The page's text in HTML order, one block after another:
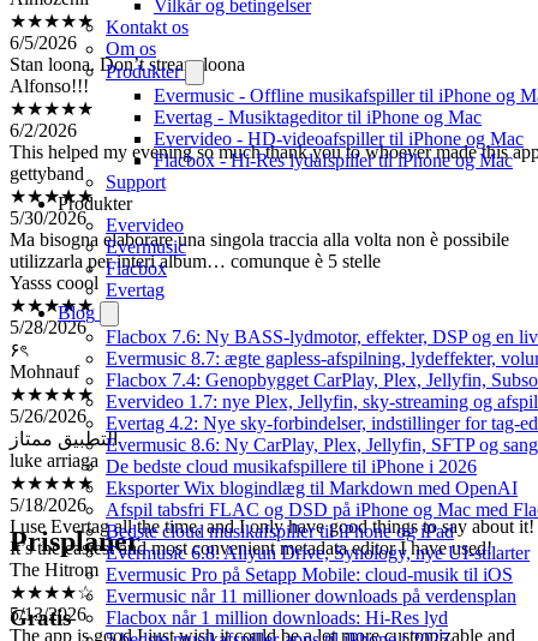
Vilkår og betingelser
Kontakt os
Om os
Produkter
Evermusic - Offline musikafspiller til iPhone og
Evertag - Musiktageditor til iPhone og Mac
Evervideo - HD-videoafspiller til iPhone og Mac
Flacbox - Hi-Res lydafspiller til iPhone og Mac
Support
Produkter
Evervideo
Evermusic
Flacbox
Evertag
Blog
Flacbox 7.6: Ny BASS-lydmotor, effekter, DSP og en
Evermusic 8.7: ægte gapless-afspilning, lydeffekter,
Flacbox 7.4: Genopbygget CarPlay, Plex, Jellyfin,
Evervideo 1.7: nye Plex, Jellyfin, sky-streaming og
Evertag 4.2: Nye sky-forbindelser, indstillinger for tag-
Evermusic 8.6: Ny CarPlay, Plex, Jellyfin, SFTP og
De bedste cloud musikafspillere til iPhone i 2026
Eksporter Wix blogindlæg til Markdown med OpenAI
Afspil tabsfri FLAC og DSD på iPhone og Mac med
Bedste cloud musikafspiller til iPhone og iPad
Evermusic 6.8: Aliyun Drive, Synology, nye UI-stilarter
Evermusic Pro på Setapp Mobile: cloud-musik til iOS
Evermusic når 11 millioner downloads på verdensplan
Flacbox når 1 million downloads: Hi-Res lyd
6/5/2026
Stan loona. Don’t stream loona
Alfonso!!!
★★★★★
6/2/2026
This helped my evening so much thank you to whoever made this
gettyband
★★★★★
5/30/2026
Ma bisogna elaborare una singola traccia alla volta non è possibile
utilizzarla per interi album… comunque è 5 stelle
Yasss coool
★★★★★
5/28/2026
۶ৎ
Mohnauf
★★★★★
5/26/2026
التطبيق ممتاز
luke arriaga
★★★★★
5/18/2026
I use Evertag all the time, and I only have good things to say about it!
It’s the easiest and most convenient metadata editor I have used!
The Hitrom
★★★★☆
5/13/2026
The app is good I just wish it could be a lot more customizable and
more navigational, I wish it was clear and I wouldn’t have to always
Prisplaner
Gratis